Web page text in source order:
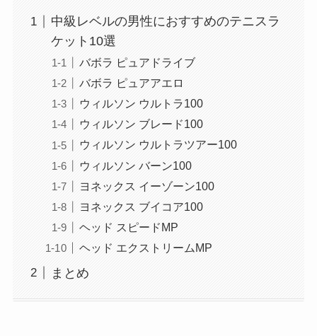
中級レベルの男性におすすめのテニスラ
ケット10選
バボラ ピュアドライブ
バボラ ピュアアエロ
ウィルソン ウルトラ100
ウィルソン ブレード100
ウィルソン ウルトラツアー100
ウィルソン バーン100
ヨネックス イーゾーン100
ヨネックス ブイコア100
ヘッド スピードMP
ヘッド エクストリームMP
まとめ